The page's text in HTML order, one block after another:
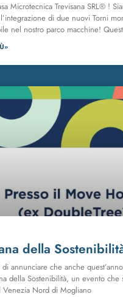
Microtecnica Trevisana SRL® !
di due nuovi Torni
nel nostro parco macchine!
della
annunciare che anche
della Sostenibilità, un evento che
Venezia Nord di Mogliano